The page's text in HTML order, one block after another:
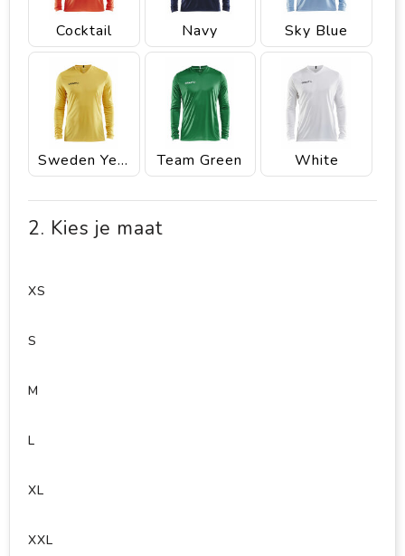
Cocktail Navy Sky Blue
Sweden Yellow Team Green White
2. Kies je maat
XS
S
M
L
XL
XXL